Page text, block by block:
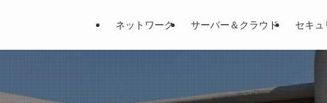
ネットワーク サーバー＆クラウド セキュ